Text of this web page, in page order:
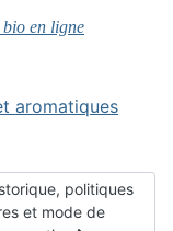
bio en ligne
aromatiques
vertus, usages
: Héroïne:politiques
et mode de